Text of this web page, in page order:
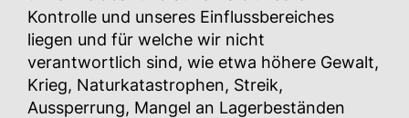
Kontrolle und unseres Einflussbereiches
liegen und für welche wir nicht
verantwortlich sind, wie etwa höhere Gewalt,
Krieg, Naturkatastrophen, Streik,
Aussperrung, Mangel an Lagerbeständen